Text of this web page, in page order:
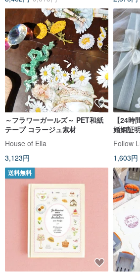
～フラワーガールズ～ PET和紙
テープ コラージュ素材
House of Ella
3,123円
【24
婚姻証
灰青-異
Follow
1,603円
送料無料